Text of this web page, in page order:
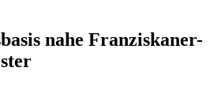
nahe Franziskaner-